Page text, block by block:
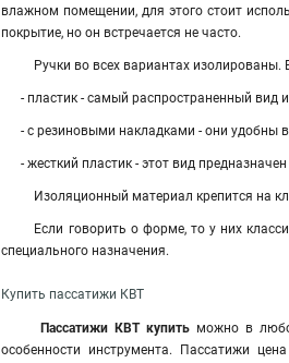
влажном помещении, для этого стоит
покрытие, но он встречается не часто.
Ручки во всех вариантах изолированы.
- пластик - самый распространенный вид
- с резиновыми накладками - они удобны
- жесткий пластик - этот вид
Изоляционный материал крепится на
Если говорить о форме, то у них
специального назначения.
Купить пассатижи КВТ
Пассатижи КВТ купить можно в
особенности инструмента. Пассатижи